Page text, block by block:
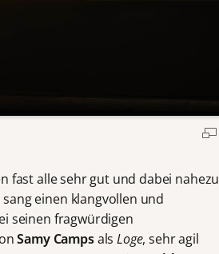
fast alle sehr gut und dabei nahezu
sang einen klangvollen und
seinen fragwürdigen
Samy CampsalsLoge, sehr agil